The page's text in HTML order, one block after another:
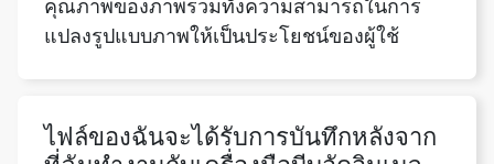
เป็น 480kb เสร็จแล้วหรือไม่?